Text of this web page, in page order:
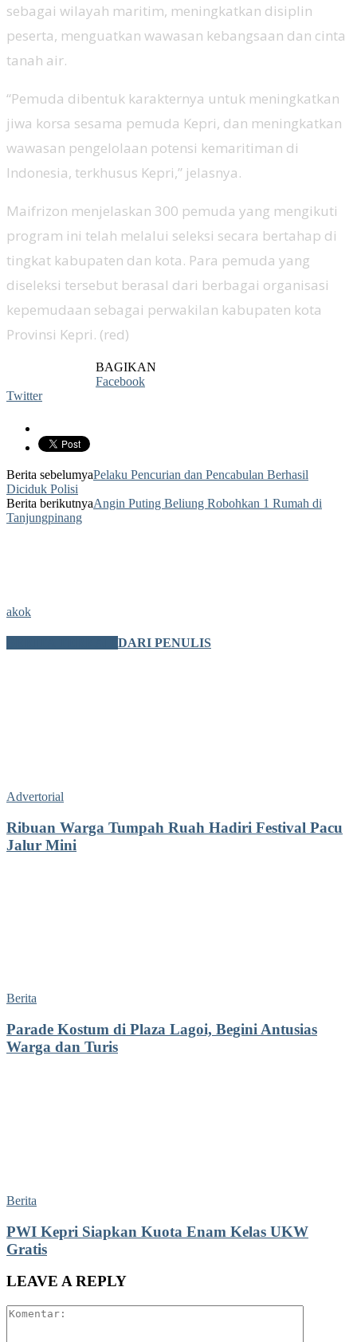
sebagai wilayah maritim, meningkatkan disiplin
peserta, menguatkan wawasan kebangsaan dan cinta
tanah air.
“Pemuda dibentuk karakternya untuk meningkatkan
jiwa korsa sesama pemuda Kepri, dan meningkatkan
wawasan pengelolaan potensi kemaritiman di
Indonesia, terkhusus Kepri,” jelasnya.
Maifrizon menjelaskan 300 pemuda yang mengikuti
program ini telah melalui seleksi secara bertahap di
tingkat kabupaten dan kota. Para pemuda yang
diseleksi tersebut berasal dari berbagai organisasi
kepemudaan sebagai perwakilan kabupaten kota
Provinsi Kepri. (red)
BAGIKAN
Facebook
Twitter
Berita sebelumyaPelaku Pencurian dan Pencabulan Berhasil
Diciduk Polisi
Berita berikutnyaAngin Puting Beliung Robohkan 1 Rumah di
Tanjungpinang
akok
DARI PENULIS
Advertorial
Ribuan Warga Tumpah Ruah Hadiri Festival Pacu
Jalur Mini
Berita
Parade Kostum di Plaza Lagoi, Begini Antusias
Warga dan Turis
Berita
PWI Kepri Siapkan Kuota Enam Kelas UKW
Gratis
LEAVE A REPLY